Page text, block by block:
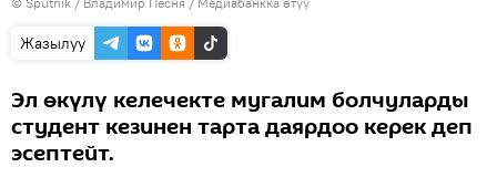
Жазылуу
Эл өкүлү келечекте мугалим болчуларды
студент кезинен тарта даярдоо керек деп
эсептейт.